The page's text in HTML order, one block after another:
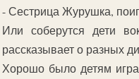
- Сестрица Журушка,
Или соберутся дети
рассказывает о разных
Хорошо было детям